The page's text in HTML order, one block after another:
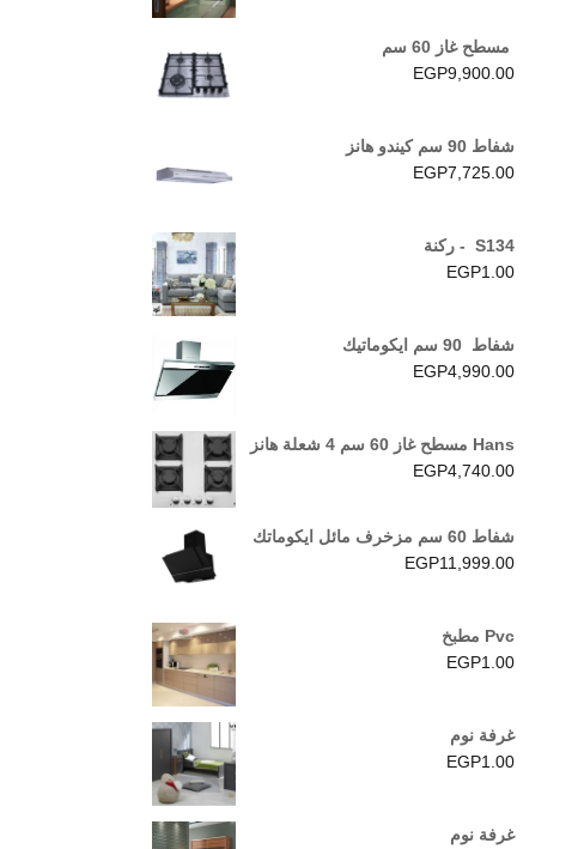
مسطح غاز 60 سم
EGP9,900.00
شفاط 90 سم كيندو هانز
EGP7,725.00
S134 - ركنة
EGP1.00
شفاط 90 سم ايكوماتيك
EGP4,990.00
Hans مسطح غاز 60 سم 4 شعلة هانز
EGP4,740.00
شفاط 60 سم مزخرف مائل ايكوماتك
EGP11,999.00
Pvc مطبخ
EGP1.00
غرفة نوم
EGP1.00
غرفة نوم